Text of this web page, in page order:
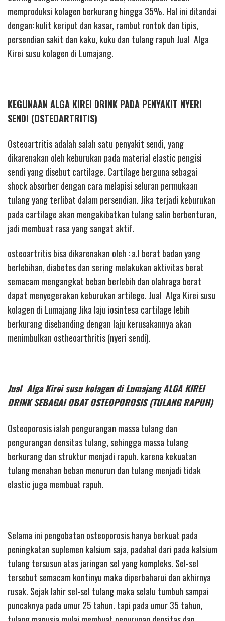
memproduksi kolagen berkurang hingga 35%. Hal ini ditandai
dengan: kulit keriput dan kasar, rambut rontok dan tipis,
persendian sakit dan kaku, kuku dan tulang rapuh Jual Alga
Kirei susu kolagen di Lumajang.
KEGUNAAN ALGA KIREI DRINK PADA PENYAKIT NYERI
SENDI (OSTEOARTRITIS)
Osteoartritis adalah salah satu penyakit sendi, yang
dikarenakan oleh keburukan pada material elastic pengisi
sendi yang disebut cartilage. Cartilage berguna sebagai
shock absorber dengan cara melapisi seluran permukaan
tulang yang terlibat dalam persendian. Jika terjadi keburukan
pada cartilage akan mengakibatkan tulang salin berbenturan,
jadi membuat rasa yang sangat aktif.
osteoartritis bisa dikarenakan oleh : a.l berat badan yang
berlebihan, diabetes dan sering melakukan aktivitas berat
semacam mengangkat beban berlebih dan olahraga berat
dapat menyegerakan keburukan artilege. Jual Alga Kirei susu
kolagen di Lumajang Jika laju iosintesa cartilage lebih
berkurang disebanding dengan laju kerusakannya akan
menimbulkan ostheoarthritis (nyeri sendi).
Jual Alga Kirei susu kolagen di Lumajang ALGA KIREI
DRINK SEBAGAI OBAT OSTEOPOROSIS (TULANG RAPUH)
Osteoporosis ialah pengurangan massa tulang dan
pengurangan densitas tulang, sehingga massa tulang
berkurang dan struktur menjadi rapuh. karena kekuatan
tulang menahan beban menurun dan tulang menjadi tidak
elastic juga membuat rapuh.
Selama ini pengobatan osteoporosis hanya berkuat pada
peningkatan suplemen kalsium saja, padahal dari pada kalsium
tulang tersusun atas jaringan sel yang kompleks. Sel-sel
tersebut semacam kontinyu maka diperbaharui dan akhirnya
rusak. Sejak lahir sel-sel tulang maka selalu tumbuh sampai
puncaknya pada umur 25 tahun. tapi pada umur 35 tahun,